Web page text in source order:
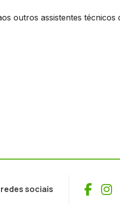
outros assistentes técnicos
sociais